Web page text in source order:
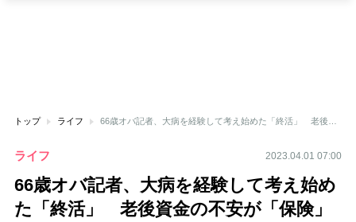
トップ ライフ
ライフ 2023.04.01 07:00
66歳オバ記者、大病を経験して考え始め
た「終活」 老後資金の不安が「保険」